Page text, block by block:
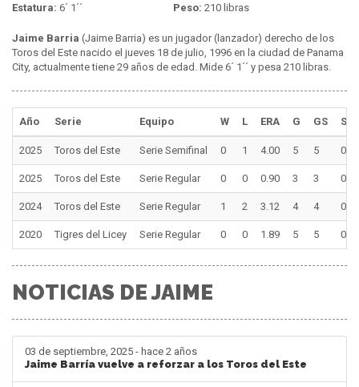
Estatura: 6´ 1´´ Peso: 210 libras
Jaime Barria (Jaime Barria) es un jugador (lanzador) derecho de los
Toros del Este nacido el jueves 18 de julio, 1996 en la ciudad de Panama
City, actualmente tiene 29 años de edad. Mide 6´ 1´´ y pesa 210 libras.
Año Serie Equipo W L ERA G GS SV
2025 Toros del Este Serie Semifinal 0 1 4.00 5 5 0
2025 Toros del Este Serie Regular 0 0 0.90 3 3 0
2024 Toros del Este Serie Regular 1 2 3.12 4 4 0
2020 Tigres del Licey Serie Regular 0 0 1.89 5 5 0
NOTICIAS DE JAIME
03 de septiembre, 2025 - hace 2 años
Jaime Barría vuelve a reforzar a los Toros del Este